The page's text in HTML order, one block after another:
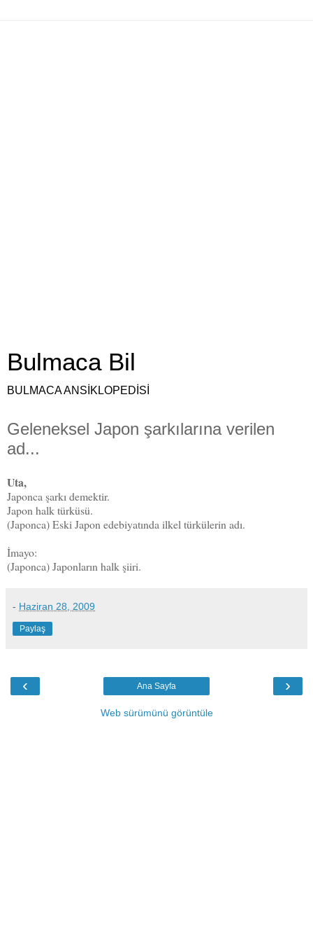
Bulmaca Bil
BULMACA ANSİKLOPEDİSİ
Geleneksel Japon şarkılarına verilen
ad...
Uta,
Japonca şarkı demektir.
Japon halk türküsü.
(Japonca) Eski Japon edebiyatında ilkel türkülerin adı.
İmayo:
(Japonca) Japonların halk şiiri.
- Haziran 28, 2009
Paylaş
‹ ›
Ana Sayfa
Web sürümünü görüntüle